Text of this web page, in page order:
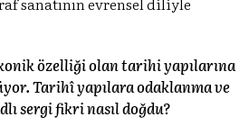
özelliği olan tarihi yapılarına
Tarihî yapılara odaklanma ve
sergi fikri nasıl doğdu?